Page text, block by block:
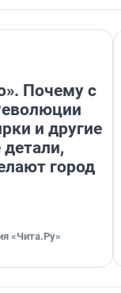
Почему с
и другие
город
«Чита.Ру»